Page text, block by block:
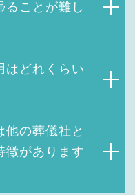
ることが難し
は どれくらい
他の葬儀社と
徴があります